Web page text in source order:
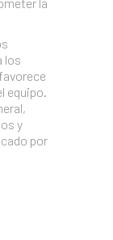
los
equipo.
y
por